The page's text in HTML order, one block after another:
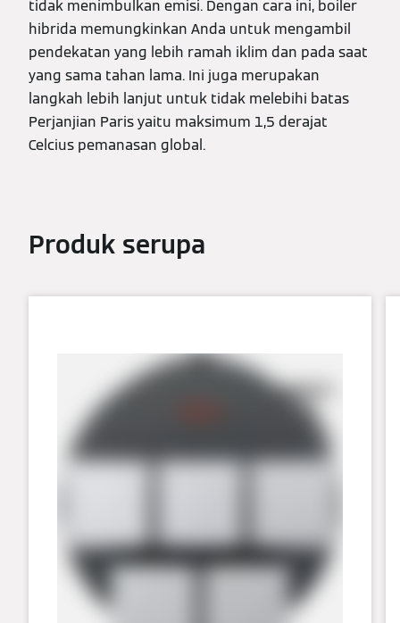
tidak menimbulkan emisi. Dengan cara ini, boiler
hibrida memungkinkan Anda untuk mengambil
pendekatan yang lebih ramah iklim dan pada saat
yang sama tahan lama. Ini juga merupakan
langkah lebih lanjut untuk tidak melebihi batas
Perjanjian Paris yaitu maksimum 1,5 derajat
Celcius pemanasan global.
Produk serupa